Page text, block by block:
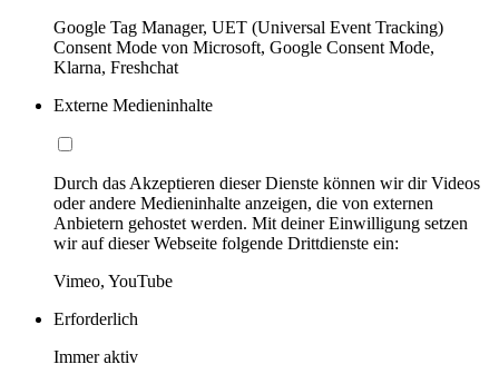
Google Tag Manager, UET (Universal Event Tracking)
Consent Mode von Microsoft, Google Consent Mode,
Klarna, Freshchat
Externe Medieninhalte
Durch das Akzeptieren dieser Dienste können wir dir Videos
oder andere Medieninhalte anzeigen, die von externen
Anbietern gehostet werden. Mit deiner Einwilligung setzen
wir auf dieser Webseite folgende Drittdienste ein:
Vimeo, YouTube
Erforderlich
Immer aktiv